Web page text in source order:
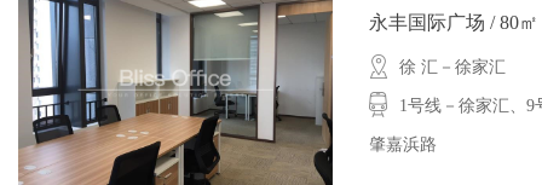
永丰国际广场 / 80㎡
徐 汇－徐家汇
1号线－徐家汇、
肇嘉浜路